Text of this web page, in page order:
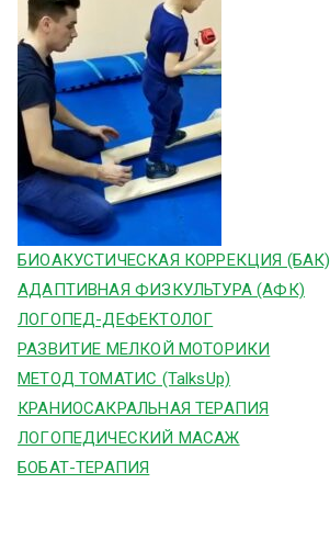
БИОАКУСТИЧЕСКАЯ КОРРЕКЦИЯ (БАК)
АДАПТИВНАЯ ФИЗКУЛЬТУРА (АФК)
ЛОГОПЕД-ДЕФЕКТОЛОГ
РАЗВИТИЕ МЕЛКОЙ МОТОРИКИ
МЕТОД ТОМАТИС (TalksUp)
КРАНИОСАКРАЛЬНАЯ ТЕРАПИЯ
ЛОГОПЕДИЧЕСКИЙ МАСАЖ
БОБАТ-ТЕРАПИЯ